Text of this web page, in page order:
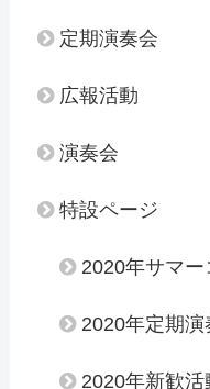
定期演奏会
広報活動
演奏会
特設ページ
2020年サマー
2020年定期演
2020年新歓活